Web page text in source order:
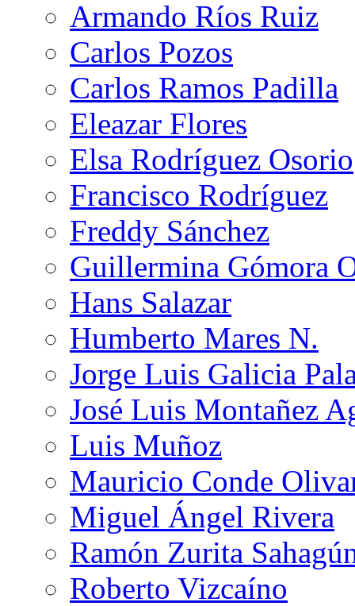
Armando Ríos Ruiz
Carlos Pozos
Carlos Ramos Padilla
Eleazar Flores
Elsa Rodríguez Osorio
Francisco Rodríguez
Freddy Sánchez
Guillermina Gómora
Hans Salazar
Humberto Mares N.
Jorge Luis Galicia
José Luis Montañez
Luis Muñoz
Mauricio Conde
Miguel Ángel Rivera
Ramón Zurita
Roberto Vizcaíno